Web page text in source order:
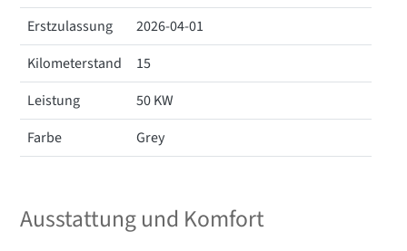
Erstzulassung
2026-04-01
Kilometerstand
15
Leistung
50 KW
Farbe
Grey
Ausstattung und Komfort